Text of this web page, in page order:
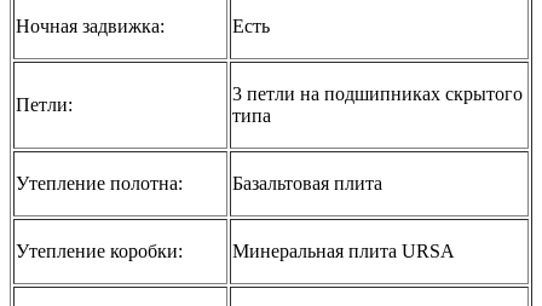
Ночная задвижка: Есть
Петли:
3 петли на подшипниках скрытого
типа
Утепление полотна: Базальтовая плита
Утепление коробки: Минеральная плита URSA